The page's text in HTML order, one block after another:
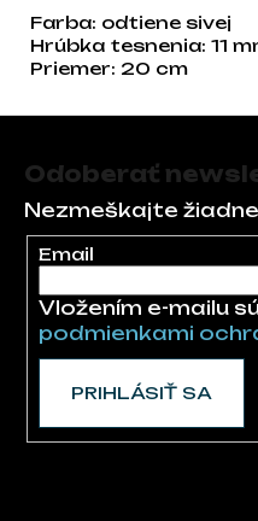
Farba: odtiene sivej
Hrúbka tesnenia: 11
Priemer: 20 cm
Odoberať
Nezmeškajte
Email
Vložením e-mailu
podmienkami
PRIHLÁSIŤ SA